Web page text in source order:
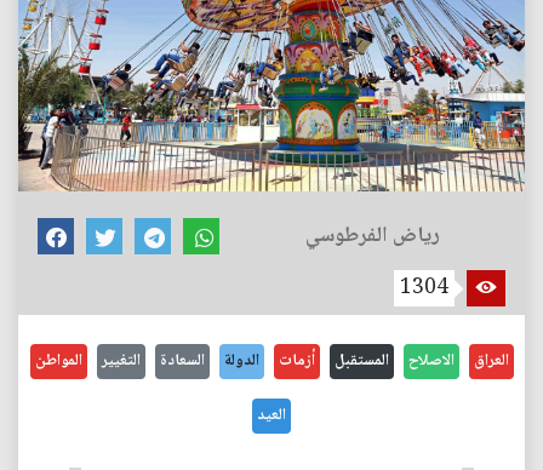
رياض الفرطوسي
1304
العراق الاصلاح المستقبل أزمات الدولة السعادة التغيير المواطن
العيد